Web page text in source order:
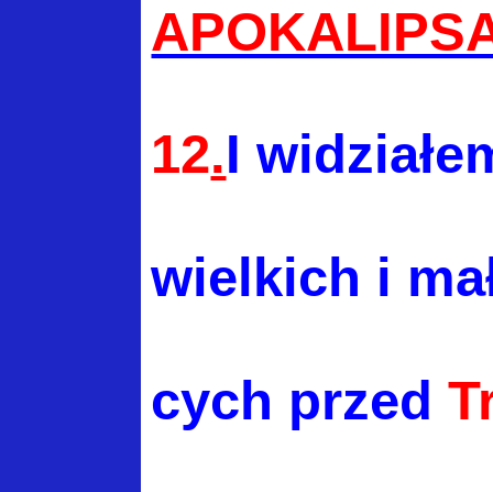
12.I
wielkich i
cych przed